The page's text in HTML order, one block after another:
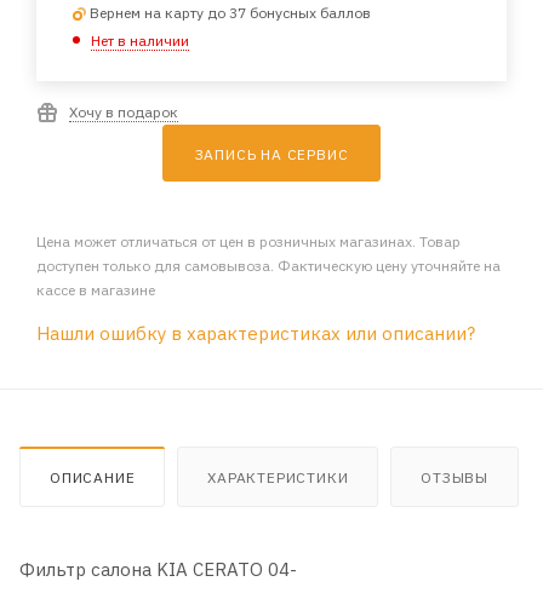
Вернем на карту до 37 бонусных баллов
Нет в наличии
Хочу в подарок
ЗАПИСЬ НА СЕРВИС
Цена может отличаться от цен в розничных магазинах. Товар
доступен только для самовывоза. Фактическую цену уточняйте на
кассе в магазине
Нашли ошибку в характеристиках или описании?
ОПИСАНИЕ ХАРАКТЕРИСТИКИ ОТЗЫВЫ
Фильтр салона KIA CERATO 04-